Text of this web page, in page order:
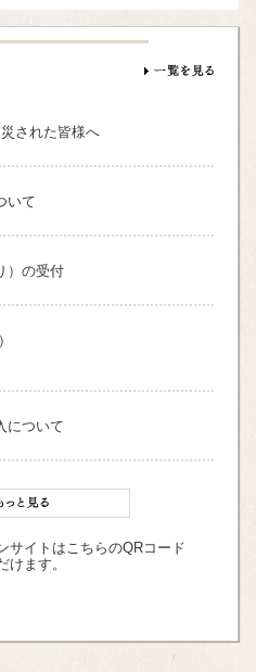
された皆様へ
いて
）の受付
について
サイトはこちらのQRコード
けます。